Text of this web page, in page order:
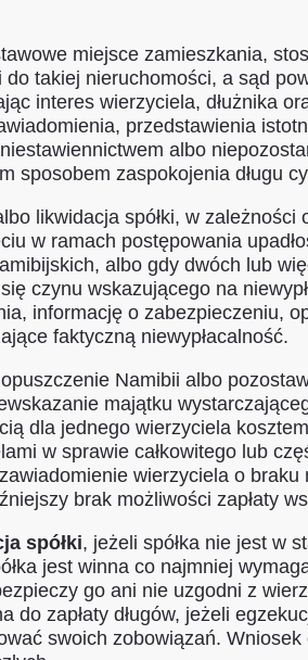
miejsce zamieszkania,
takiej nieruchomości, a sąd
interes wierzyciela, dłużnika
przedstawienia
albo
sposobem zaspokojenia długu
likwidacja spółki, w zależności
w ramach postępowania
albo gdy dwóch lub
czynu wskazującego na
informację o zabezpieczeniu,
faktyczną niewypłacalność.
Namibii albo
majątku
dla jednego wierzyciela
w sprawie całkowitego lub
wierzyciela o braku
brak możliwości zapłaty
spółki, jeżeli spółka nie jest w
jest winna co najmniej
go ani nie uzgodni z
zapłaty długów, jeżeli
swoich zobowiązań.